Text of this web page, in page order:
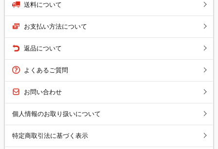
送料について
お支払い方法について
返品について
よくあるご質問
お問い合わせ
個人情報のお取り扱いについて
特定商取引法に基づく表示